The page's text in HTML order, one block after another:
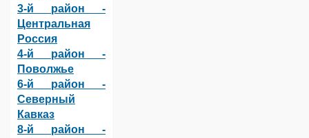
3-й район -
Центральная
Россия
4-й район -
Поволжье
6-й район -
Северный
Кавказ
8-й район -